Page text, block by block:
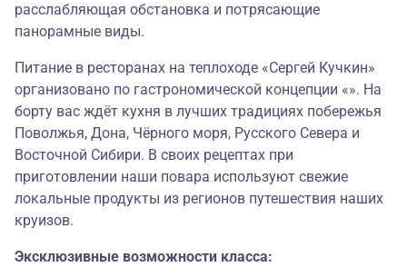
расслабляющая обстановка и потрясающие
панорамные виды.
Питание в ресторанах на теплоходе «Сергей Кучкин»
организовано по гастрономической концепции «». На
борту вас ждёт кухня в лучших традициях побережья
Поволжья, Дона, Чёрного моря, Русского Севера и
Восточной Сибири. В своих рецептах при
приготовлении наши повара используют свежие
локальные продукты из регионов путешествия наших
круизов.
Эксклюзивные возможности класса: